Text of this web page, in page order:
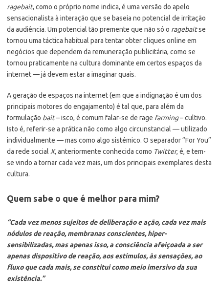
ragebait, como o próprio nome indica, é uma versão do apelo
sensacionalista à interação que se baseia no potencial de irritação
da audiência. Um potencial tão premente que não só o ragebaitse
tornou uma táctica habitual para tentar obter cliques online em
negócios que dependem da remuneração publicitária, como se
tornou praticamente na cultura dominante em certos espaços da
internet — já devem estar a imaginar quais.
A geração de espaços na internet (em que a indignação é um dos
principais motores do engajamento) é tal que, para além da
formulação bait– isco, é comum falar-se de rage farming– cultivo.
Isto é, referir-se a prática não como algo circunstancial — utilizado
individualmente — mas como algo sistémico. O separador “For You”
da rede social X, anteriormente conhecida como Twitter, é, e tem-
se vindo a tornar cada vez mais, um dos principais exemplares desta
cultura.
Quem sabe o que é melhor para mim?
“Cada vez menos sujeitos de deliberação e ação, cada vez mais
nódulos de reação, membranas conscientes, hiper-
sensibilizadas, mas apenas isso, a consciência afeiçoada a ser
apenas dispositivo de reação, aos estímulos, às sensações, ao
fluxo que cada mais, se constitui como meio imersivo da sua
existência.”